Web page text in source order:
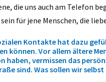
die uns auch am Telefon
für jene Menschen, die
Kontakte hat dazu
können. Vor allem ältere
vermissen das
sind. Was sollen wir